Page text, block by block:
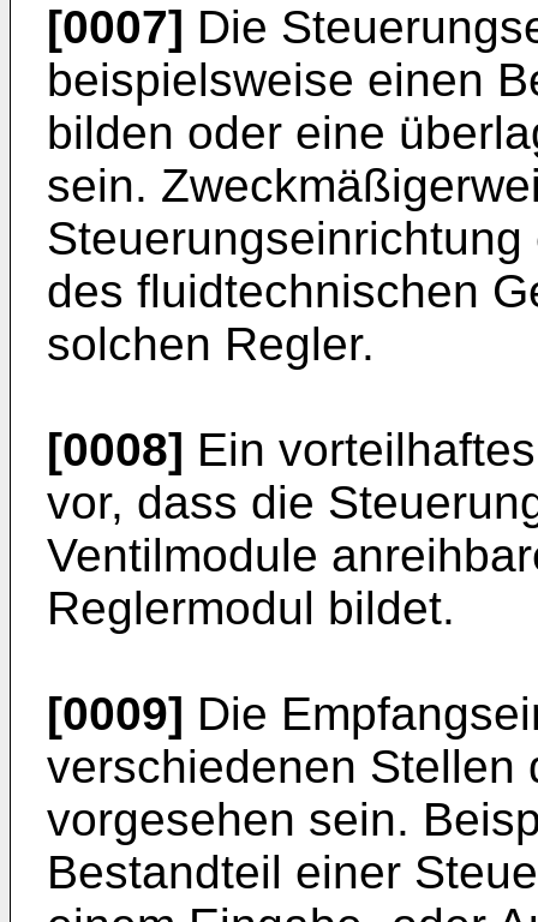
[0007] Die
beispielsweise einen
bilden oder eine
sein.
des fluidtechnischen
solchen Regler.
[0008] Ein
vor, dass die
Ventilmodule
Reglermodul bildet.
[0009] Die
verschiedenen Stellen
vorgesehen sein.
Bestandteil einer